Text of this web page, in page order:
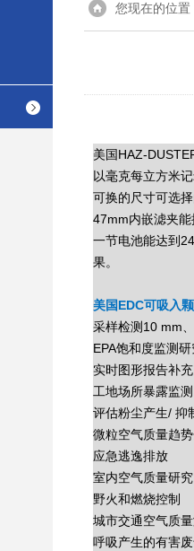
您现在的位置
美国HAZ-
以毫克每立方米
可换的尺寸可选
47mm内嵌滤夹
一节电池能达到
果。
美国EDC可吸入
采样检测10 mm
EPA饱和度监测研
实时图形报告补
工地场所暴露监测
评估粉尘产生/ 抑
微粒空气质量趋
应急逃逸排放
室内空气质量研究
野火和燃烧控制
城市交通空气质
呼吸产生的有害